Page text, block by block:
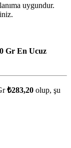
uygundur.
Gr En Ucuz
₺283,20 olup, şu